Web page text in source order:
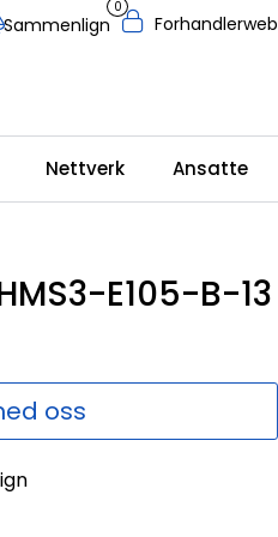
Sammenlign
0
Forhandlerweb
Nettverk Ansatte
E105-B-13
oss